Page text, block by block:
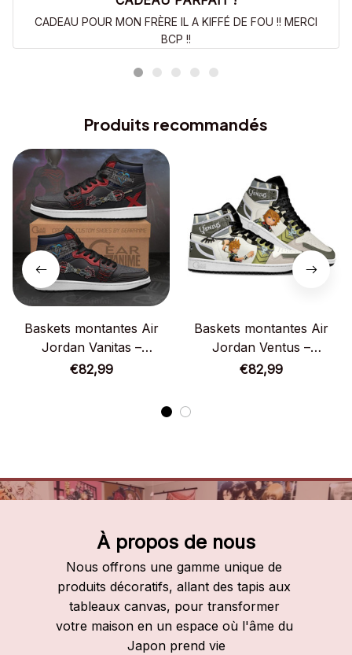
CADEAU POUR MON FRÈRE IL A KIFFÉ DE FOU !! MERCI
BCP !!
Produits recommandés
Baskets montantes Air
Jordan Vanitas –
Chaussures montantes
€82,99
Baskets montantes Air
Jordan Ventus –
Chaussures montantes
€82,99
À propos de nous
Nous offrons une gamme unique de
produits décoratifs, allant des tapis aux
tableaux canvas, pour transformer
votre maison en un espace où l'âme du
Japon prend vie